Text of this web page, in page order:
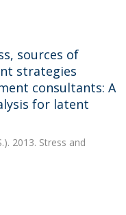
sources of
strategies
consultants: A
for latent
2013. Stress and